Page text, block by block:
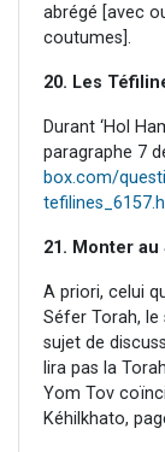
abrégé [avec
coutumes].
20. Les
Durant ‘Hol
paragraphe 7
box.com/
21. Monter au
A priori, celui
Séfer Torah, le
sujet de
lira pas la
Yom Tov
Kéhilkhato,